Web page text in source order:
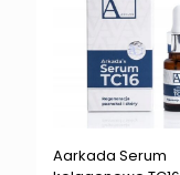
Aarkada Serum